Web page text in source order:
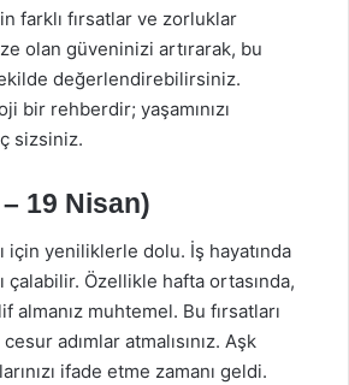
farklı fırsatlar ve zorluklar
olan güveninizi artırarak, bu
değerlendirebilirsiniz.
bir rehberdir; yaşamınızı
sizsiniz.
19 Nisan)
için yeniliklerle dolu. İş hayatında
çalabilir. Özellikle hafta ortasında,
almanız muhtemel. Bu fırsatları
adımlar atmalısınız. Aşk
ifade etme zamanı geldi.